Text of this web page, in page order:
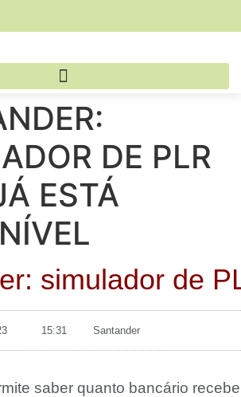
DE PLR
ESTÁ
simulador de
15:31 Santander
saber quanto bancário